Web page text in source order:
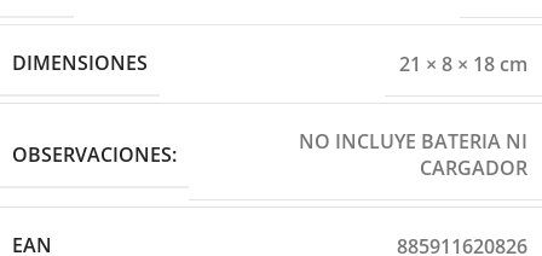
DIMENSIONES 21 × 8 × 18 cm
OBSERVACIONES:
NO INCLUYE BATERIA NI
CARGADOR
EAN 885911620826